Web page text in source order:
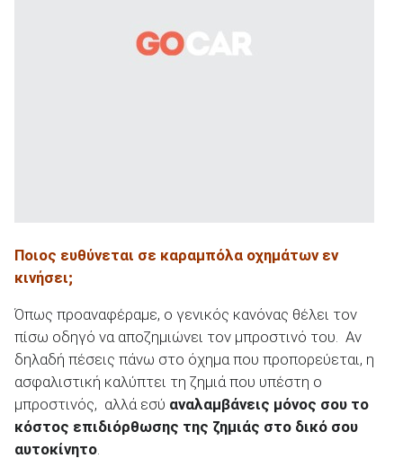
Ποιος ευθύνεται σε καραμπόλα οχημάτων εν
κινήσει;
Όπως προαναφέραμε, ο γενικός κανόνας θέλει τον
πίσω οδηγό να αποζημιώνει τον μπροστινό του. Αν
δηλαδή πέσεις πάνω στο όχημα που προπορεύεται, η
ασφαλιστική καλύπτει τη ζημιά που υπέστη ο
μπροστινός, αλλά εσύ αναλαμβάνεις μόνος σου το
κόστος επιδιόρθωσης της ζημιάς στο δικό σου
αυτοκίνητο.